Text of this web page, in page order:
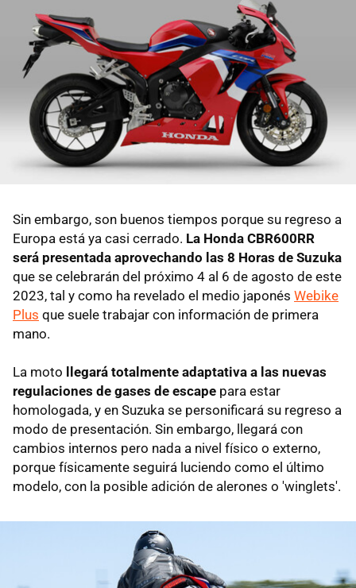
Sin embargo, son buenos tiempos porque su regreso a
Europa está ya casi cerrado. La Honda CBR600RR
será presentada aprovechando las 8 Horas de Suzuka
que se celebrarán del próximo 4 al 6 de agosto de este
2023, tal y como ha revelado el medio japonés Webike
Plus que suele trabajar con información de primera
mano.
La moto
llegará totalmente adaptativa a las nuevas
regulaciones de gases de escape para estar
homologada, y en Suzuka se personificará su regreso a
modo de presentación. Sin embargo, llegará con
cambios internos pero nada a nivel físico o externo,
porque físicamente seguirá luciendo como el último
modelo, con la posible adición de alerones o 'winglets'.